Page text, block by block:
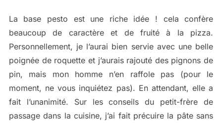
La base pesto est une riche idée ! cela confère
beaucoup de caractère et de fruité à la pizza.
Personnellement, je l’aurai bien servie avec une belle
poignée de roquette et j’aurais rajouté des pignons de
pin, mais mon homme n’en raffole pas (pour le
moment, ne vous inquiétez pas). En attendant, elle a
fait l’unanimité. Sur les conseils du petit-frère de
passage dans la cuisine, j’ai fait précuire la pâte sans